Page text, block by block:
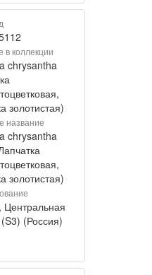
в коллекции
chrysantha
золотистая)
название
chrysantha
золотистая)
Центральная
(Россия)